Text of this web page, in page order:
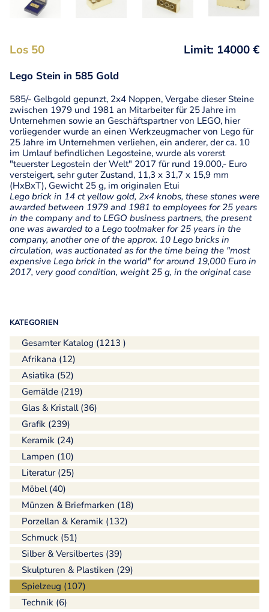
KATEGORIEN
Gesamter Katalog (1213 )
Afrikana (12)
Asiatika (52)
Gemälde (219)
Glas & Kristall (36)
Grafik (239)
Keramik (24)
Lampen (10)
Literatur (25)
Möbel (40)
Münzen & Briefmarken (18)
Porzellan & Keramik (132)
Schmuck (51)
Silber & Versilbertes (39)
Skulpturen & Plastiken (29)
Spielzeug (107)
Technik (6)
Los 50 Limit: 14000 €
Lego Stein in 585 Gold
585/- Gelbgold gepunzt, 2x4 Noppen, Vergabe dieser Steine
zwischen 1979 und 1981 an Mitarbeiter für 25 Jahre im
Unternehmen sowie an Geschäftspartner von LEGO, hier
vorliegender wurde an einen Werkzeugmacher von Lego für
25 Jahre im Unternehmen verliehen, ein anderer, der ca. 10
im Umlauf befindlichen Legosteine, wurde als vorerst
"teuerster Legostein der Welt" 2017 für rund 19.000,- Euro
versteigert, sehr guter Zustand, 11,3 x 31,7 x 15,9 mm
(HxBxT), Gewicht 25 g, im originalen Etui
Lego brick in 14 ct yellow gold, 2x4 knobs, these stones were
awarded between 1979 and 1981 to employees for 25 years
in the company and to LEGO business partners, the present
one was awarded to a Lego toolmaker for 25 years in the
company, another one of the approx. 10 Lego bricks in
circulation, was auctionated as for the time being the "most
expensive Lego brick in the world" for around 19,000 Euro in
2017, very good condition, weight 25 g, in the original case